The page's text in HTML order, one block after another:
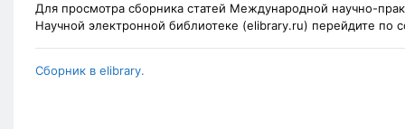
Для просмотра сборника статей Международной научно-
Научной электронной библиотеке (elibrary.ru) перейдите по
Сборник в elibrary.